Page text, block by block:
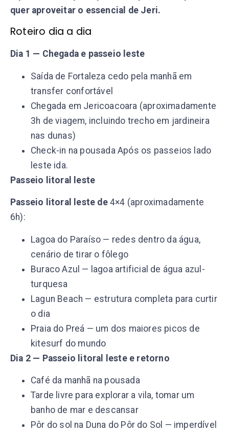
quer aproveitar o essencial de Jeri.
Roteiro dia a dia
Dia 1 — Chegada e passeio leste
Saída de Fortaleza cedo pela manhã em
transfer confortável
Chegada em Jericoacoara (aproximadamente
3h de viagem, incluindo trecho em jardineira
nas dunas)
Check-in na pousada Após os passeios lado
leste ida.
Passeio litoral leste
Passeio litoral leste de 4×4 (aproximadamente
6h):
Lagoa do Paraíso — redes dentro da água,
cenário de tirar o fôlego
Buraco Azul — lagoa artificial de água azul-
turquesa
Lagun Beach — estrutura completa para curtir
o dia
Praia do Preá — um dos maiores picos de
kitesurf do mundo
Dia 2 — Passeio litoral leste e retorno
Café da manhã na pousada
Tarde livre para explorar a vila, tomar um
banho de mar e descansar
Pôr do sol na Duna do Pôr do Sol — imperdível